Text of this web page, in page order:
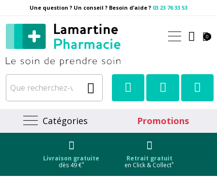
Une question ? Un conseil ? Besoin d’aide ? 03 23 76 33 53
Pharmacie Lamartine
0
Catégories Promotions
Livraison gratuite
dès 49 €*
Retrait gratuit
en Click & Collect*